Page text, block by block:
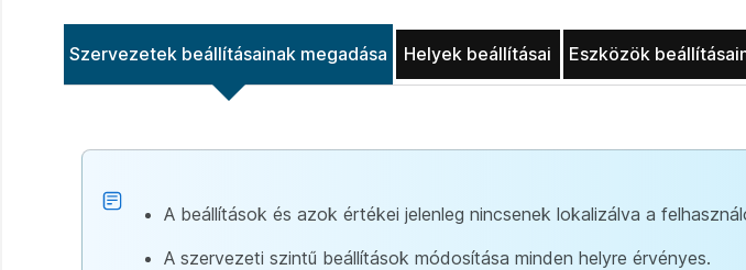
Szervezetek beállításainak megadása Helyek beállításai Eszközök
A beállítások és azok értékei jelenleg nincsenek lokalizálva a
A szervezeti szintű beállítások módosítása minden helyre érvényes.